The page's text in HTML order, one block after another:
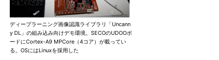
ディープラーニング画像認識ライブラリ「Uncann
y DL」の組み込み向けデモ環境。SECOのUDOOボ
ードにCortex-A9 MPCore（4コア）が載ってい
る。OSにはLinuxを採用した